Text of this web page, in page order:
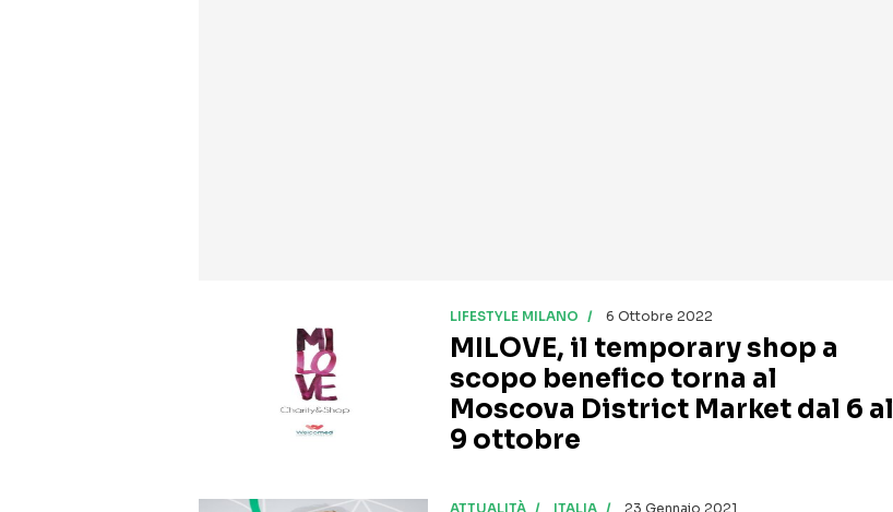
LIFESTYLE MILANO 6 Ottobre 2022
MILOVE, il temporary shop a
scopo benefico torna al
Moscova District Market dal 6 al
9 ottobre
ATTUALITÀ ITALIA 23 Gennaio 2021